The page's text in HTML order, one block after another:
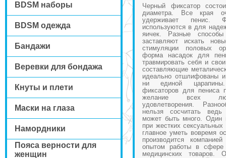
BDSM наборы
BDSM одежда
Бандажи
Веревки для бондажа
Кнуты и плети
Маски на глаза
Намордники
Пояса верности для
женщин
Черный фиксатор
диаметра. Все края
удерживает пенис.
используются в для
яичек. Разные способы
заставляют искать
стимуляции половых
форма насадок для
травмировать себя и
составляющие
идеально отшлифованы
ни единой
фиксаторов для пениса
желание всех
удовлетворения.
нельзя сосчитать ведь
может быть много. Один
при жестких
главное уметь вовремя
производится
опытом работы в сфере
медицинских товаров.